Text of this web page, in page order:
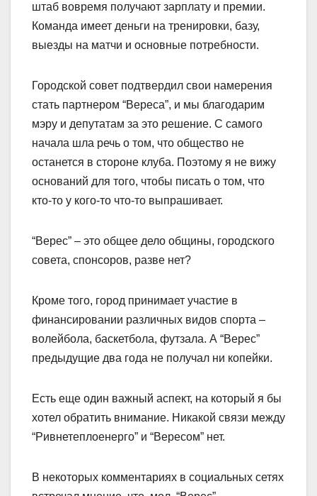
штаб вовремя получают зарплату и премии.
Команда имеет деньги на тренировки, базу,
выезды на матчи и основные потребности.
Городской совет подтвердил свои намерения
стать партнером “Вереса”, и мы благодарим
мэру и депутатам за это решение. С самого
начала шла речь о том, что общество не
останется в стороне клуба. Поэтому я не вижу
оснований для того, чтобы писать о том, что
кто-то у кого-то что-то выпрашивает.
“Верес” – это общее дело общины, городского
совета, спонсоров, разве нет?
Кроме того, город принимает участие в
финансировании различных видов спорта –
волейбола, баскетбола, футзала. А “Верес”
предыдущие два года не получал ни копейки.
Есть еще один важный аспект, на который я бы
хотел обратить внимание. Никакой связи между
“Ривнетеплоенерго” и “Вересом” нет.
В некоторых комментариях в социальных сетях